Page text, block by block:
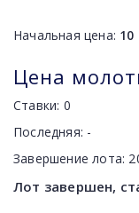
Начальная цена: 10
Цена
Ставки: 0
Последняя: -
Завершение лота:
Лот завершен,